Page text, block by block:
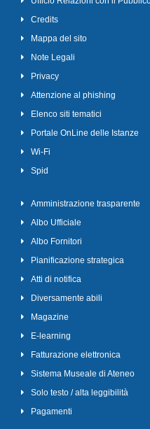
Credits
Mappa del sito
Note Legali
Privacy
Attenzione al phishing
Elenco siti tematici
Portale OnLine delle Istanze
Wi-Fi
Spid
Amministrazione trasparente
Albo Ufficiale
Albo Fornitori
Pianificazione strategica
Atti di notifica
Diversamente abili
Magazine
E-learning
Fatturazione elettronica
Sistema Museale di Ateneo
Solo testo / alta leggibilità
Pagamenti